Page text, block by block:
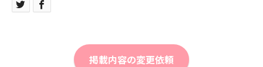
掲載内容の変更依頼